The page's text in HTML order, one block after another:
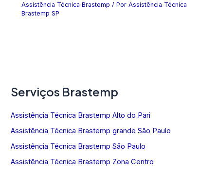
Assistência Técnica Brastemp / PorAssistência Técnica
Brastemp SP
Serviços Brastemp
Assistência Técnica Brastemp Alto do Pari
Assistência Técnica Brastemp grande São Paulo
Assistência Técnica Brastemp São Paulo
Assistência Técnica Brastemp Zona Centro